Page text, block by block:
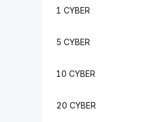
1 CYBER
5 CYBER
10 CYBER
20 CYBER